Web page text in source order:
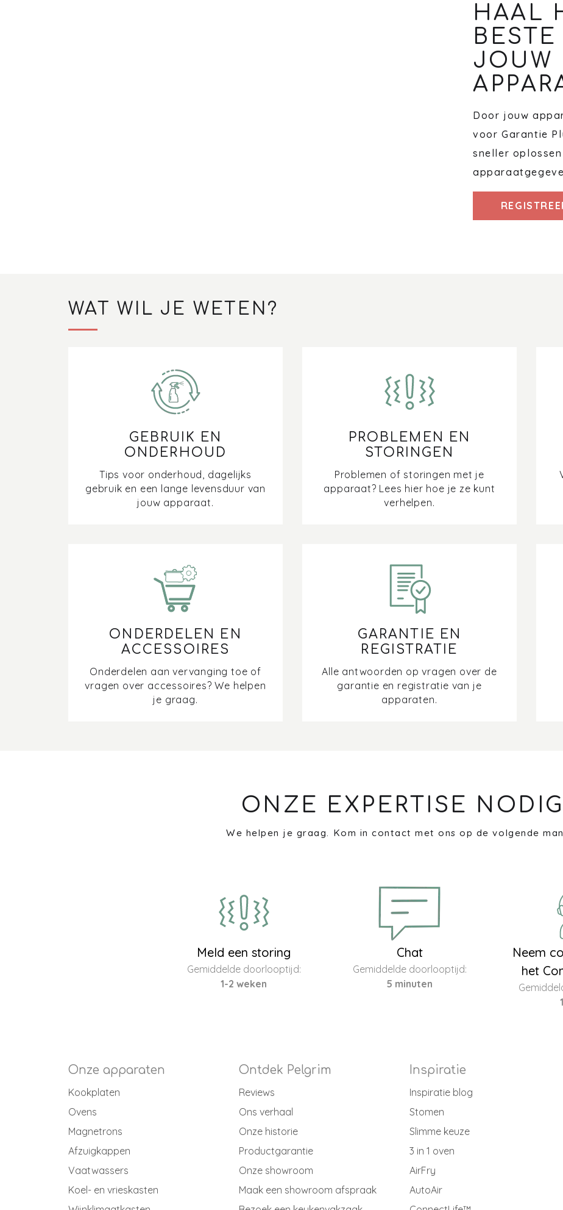
HAAL
JOUW
Door jouw
voor Garantie
sneller
WAT WIL JE WETEN?
GEBRUIK EN
ONDERHOUD
Tips voor onderhoud, dagelijks
gebruik en een lange levensduur van
jouw apparaat.
PROBLEMEN EN
STORINGEN
Problemen of storingen met je
apparaat? Lees hier hoe je ze kunt
verhelpen.
ONDERDELEN EN
ACCESSOIRES
Onderdelen aan vervanging toe of
vragen over accessoires? We helpen
je graag.
GARANTIE EN
REGISTRATIE
Alle antwoorden op vragen over de
garantie en registratie van je
apparaten.
ONZE EXPERTISE
We helpen je graag. Kom in contact met ons op de volgende
Meld een storing
Gemiddelde doorlooptijd:
1-2 weken
Chat
Gemiddelde doorlooptijd:
5 minuten
Neem
het
Onze apparaten
Kookplaten
Ovens
Magnetrons
Afzuigkappen
Vaatwassers
Koel- en vrieskasten
Ontdek Pelgrim
Reviews
Ons verhaal
Onze historie
Productgarantie
Onze showroom
Maak een showroom afspraak
Inspiratie
Inspiratie blog
Stomen
Slimme keuze
3 in 1 oven
AirFry
AutoAir